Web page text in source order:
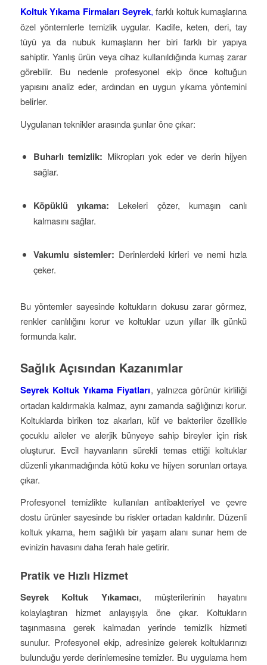
Koltuk Yıkama Firmaları Seyrek, farklı koltuk kumaşlarına
özel yöntemlerle temizlik uygular. Kadife, keten, deri, tay
tüyü ya da nubuk kumaşların her biri farklı bir yapıya
sahiptir. Yanlış ürün veya cihaz kullanıldığında kumaş zarar
görebilir. Bu nedenle profesyonel ekip önce koltuğun
yapısını analiz eder, ardından en uygun yıkama yöntemini
belirler.
Uygulanan teknikler arasında şunlar öne çıkar:
Buharlı temizlik: Mikropları yok eder ve derin hijyen
sağlar.
Köpüklü yıkama: Lekeleri çözer, kumaşın canlı
kalmasını sağlar.
Vakumlu sistemler: Derinlerdeki kirleri ve nemi hızla
çeker.
Bu yöntemler sayesinde koltukların dokusu zarar görmez,
renkler canlılığını korur ve koltuklar uzun yıllar ilk günkü
formunda kalır.
Sağlık Açısından Kazanımlar
Seyrek Koltuk Yıkama Fiyatları, yalnızca görünür kirliliği
ortadan kaldırmakla kalmaz, aynı zamanda sağlığınızı korur.
Koltuklarda biriken toz akarları, küf ve bakteriler özellikle
çocuklu aileler ve alerjik bünyeye sahip bireyler için risk
oluşturur. Evcil hayvanların sürekli temas ettiği koltuklar
düzenli yıkanmadığında kötü koku ve hijyen sorunları ortaya
çıkar.
Profesyonel temizlikte kullanılan antibakteriyel ve çevre
dostu ürünler sayesinde bu riskler ortadan kaldırılır. Düzenli
koltuk yıkama, hem sağlıklı bir yaşam alanı sunar hem de
evinizin havasını daha ferah hale getirir.
Pratik ve Hızlı Hizmet
Seyrek Koltuk Yıkamacı, müşterilerinin hayatını
kolaylaştıran hizmet anlayışıyla öne çıkar. Koltukların
taşınmasına gerek kalmadan yerinde temizlik hizmeti
sunulur. Profesyonel ekip, adresinize gelerek koltuklarınızı
bulunduğu yerde derinlemesine temizler. Bu uygulama hem